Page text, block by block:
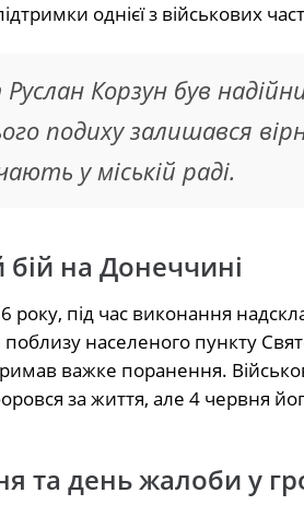
однієї з військових
Корзун був
подиху залишався
у міській раді.
бій на Донеччині
року, під час виконання
населеного пункту
важке поранення.
за життя, але 4 червня
та день жалоби у